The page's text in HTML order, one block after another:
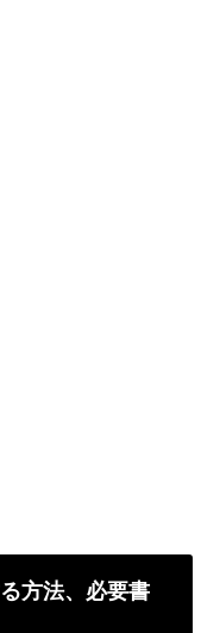
方法、必要書